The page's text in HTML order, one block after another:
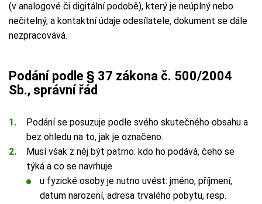
(v analogové či digitální podobě), který je neúplný nebo
nečitelný, a kontaktní údaje odesílatele, dokument se dále
nezpracovává.
Podání podle § 37 zákona č. 500/2004
Sb., správní řád
Podání se posuzuje podle svého skutečného obsahu a
bez ohledu na to, jak je označeno.
Musí však z něj být patrno: kdo ho podává, čeho se
týká a co se navrhuje
u fyzické osoby je nutno uvést: jméno, příjmení,
datum narození, adresa trvalého pobytu, resp.